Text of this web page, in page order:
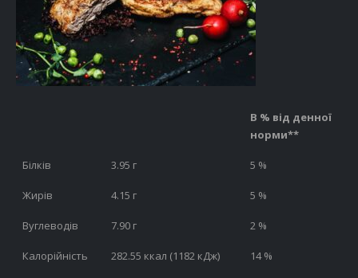
В % від денної
норми**
Білків 3.95 г 5 %
Жирів 4.15 г 5 %
Вуглеводів 7.90 г 2 %
Калорійність 282.55 ккал (1182 кДж) 14 %